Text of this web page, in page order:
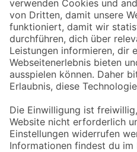
© 2026 Fressnapf Tiernahrungs GmbH
Westpreußenstraße 32-38
AGB
Entdecke Fressnapf
Tierversicherung
GPS-Tracker
Fressnapf Salon
Online-Shop